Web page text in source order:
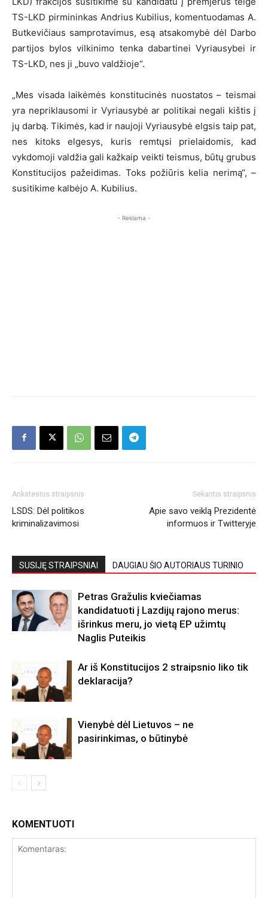
TS-LKD pirmininkas Andrius Kubilius, komentuodamas A.
Butkevičiaus samprotavimus, esą atsakomybė dėl Darbo
partijos bylos vilkinimo tenka dabartinei Vyriausybei ir
TS-LKD, nes ji „buvo valdžioje“.
„Mes visada laikėmės konstitucinės nuostatos – teismai
yra nepriklausomi ir Vyriausybė ar politikai negali kištis į
jų darbą. Tikimės, kad ir naujoji Vyriausybė elgsis taip pat,
nes kitoks elgesys, kuris remtųsi prielaidomis, kad
vykdomoji valdžia gali kažkaip veikti teismus, būtų grubus
Konstitucijos pažeidimas. Toks požiūris kelia nerimą“, –
susitikime kalbėjo A. Kubilius.
- Reklama -
Ankstesnis straipsnis
LSDS: Dėl politikos
kriminalizavimosi
Sekantis straipsnis
Apie savo veiklą Prezidentė
informuos ir Twitteryje
SUSIJĘ STRAIPSNIAI DAUGIAU ŠIO AUTORIAUS TURINIO
Petras Gražulis kviečiamas
kandidatuoti į Lazdijų rajono merus:
išrinkus meru, jo vietą EP užimtų
Naglis Puteikis
Ar iš Konstitucijos 2 straipsnio liko tik
deklaracija?
Vienybė dėl Lietuvos – ne
pasirinkimas, o būtinybė
KOMENTUOTI